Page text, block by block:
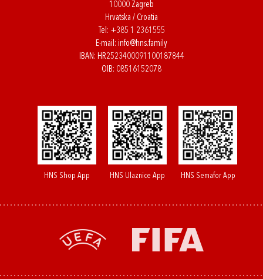
10000 Zagreb
Hrvatska / Croatia
Tel: +385 1 2361555
E-mail: info@hns.family
IBAN: HR2523400091100187844
OIB: 08516152078
HNS Shop App HNS Ulaznice App HNS Semafor App